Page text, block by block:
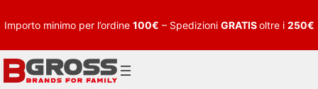
Importo minimo per l’ordine 100€ – Spedizioni GRATISoltre i 250€